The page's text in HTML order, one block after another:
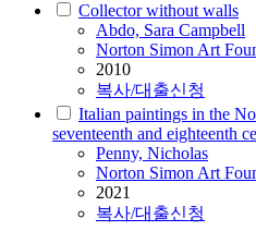
Collector without walls
Abdo, Sara Campbell
Norton Simon Art
2010
복사/대출신청
Italian paintings in the
seventeenth and eighteenth
Penny, Nicholas
Norton Simon Art
2021
복사/대출신청